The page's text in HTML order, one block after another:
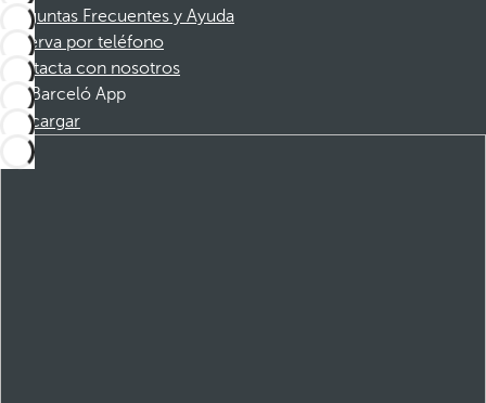
Preguntas Frecuentes y Ayuda
Reserva por teléfono
Contacta con nosotros
Barceló App
Descargar